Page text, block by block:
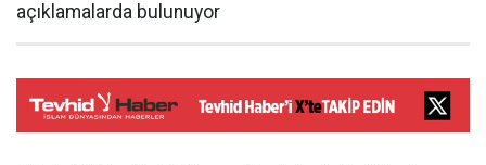
açıklamalarda bulunuyor